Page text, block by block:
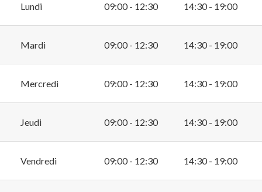
Lundi 09:00 - 12:30 14:30 - 19:00
Mardi 09:00 - 12:30 14:30 - 19:00
Mercredi 09:00 - 12:30 14:30 - 19:00
Jeudi 09:00 - 12:30 14:30 - 19:00
Vendredi 09:00 - 12:30 14:30 - 19:00